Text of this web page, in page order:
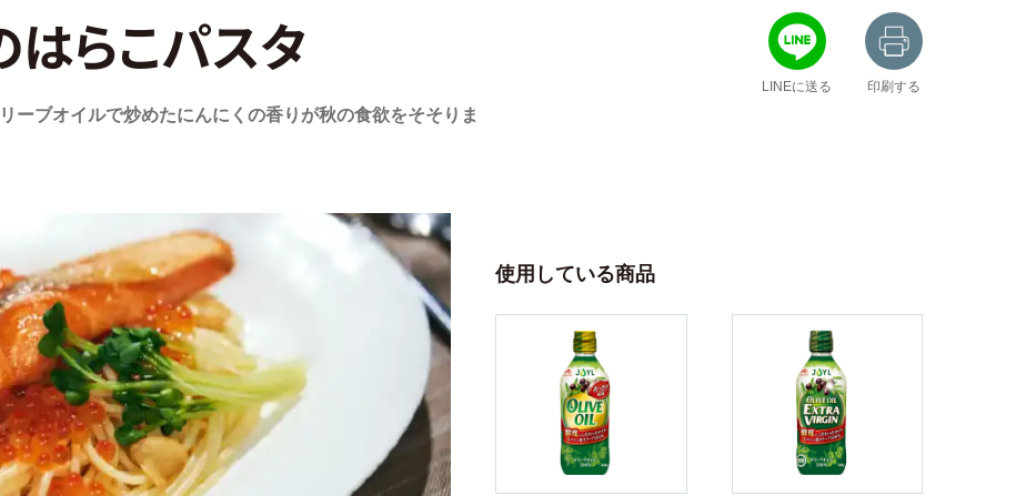
はらこパスタ
ーブオイルで炒めたにんにくの香りが秋の食欲をそそりま
LINEに送る 印刷する
使用している商品